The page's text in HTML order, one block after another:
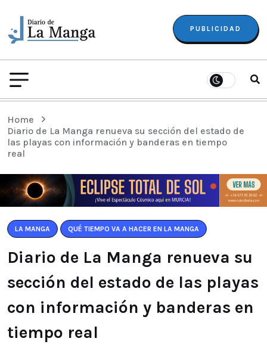
PUBLICIDAD
Home
Diario de La Manga renueva su sección del estado de
las playas con información y banderas en tiempo
real
LA MANGA QUÉ TIEMPO VA A HACER EN LA MANGA
Diario de La Manga renueva su
sección del estado de las playas
con información y banderas en
tiempo real